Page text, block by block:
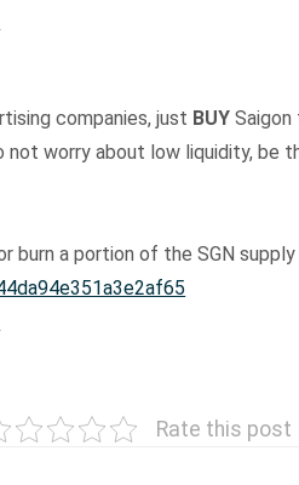
companies, just BUY Saigon
not worry about low liquidity, be
burn a portion of the SGN
Rate this post